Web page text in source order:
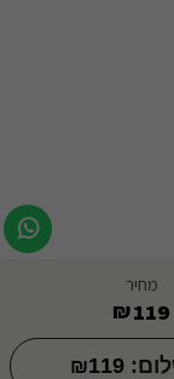
מחיר
119
₪
119
₪